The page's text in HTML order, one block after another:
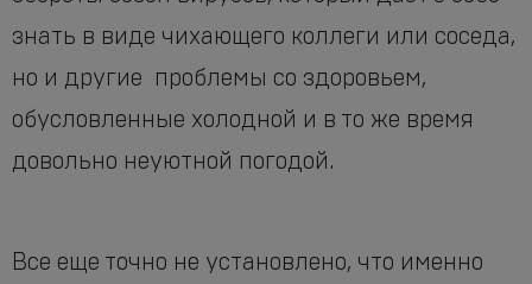
знать в виде чихающего коллеги или соседа,
но и другие проблемы со здоровьем,
обусловленные холодной и в то же время
довольно неуютной погодой.
Все еще точно не установлено, что именно